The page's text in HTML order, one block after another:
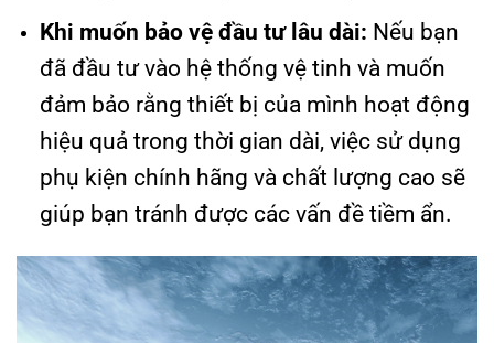
Khi muốn bảo vệ đầu tư lâu dài: Nếu bạn
đã đầu tư vào hệ thống vệ tinh và muốn
đảm bảo rằng thiết bị của mình hoạt động
hiệu quả trong thời gian dài, việc sử dụng
phụ kiện chính hãng và chất lượng cao sẽ
giúp bạn tránh được các vấn đề tiềm ẩn.